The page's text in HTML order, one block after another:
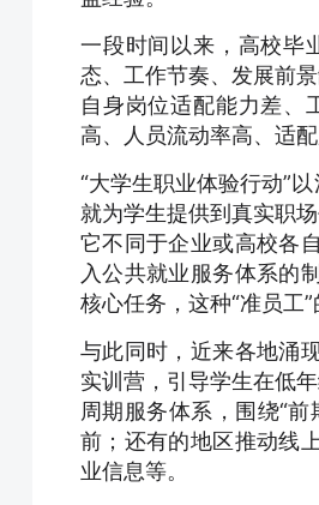
一段时间以来，高校毕
态、工作节奏、发展前
自身岗位适配能力差、
高、人员流动率高、适配
“大学生职业体验行动”
就为学生提供到真实职
它不同于企业或高校各
入公共就业服务体系的
核心任务，这种“准员工
与此同时，近来各地涌
实训营，引导学生在低
周期服务体系，围绕“
前；还有的地区推动线
业信息等。